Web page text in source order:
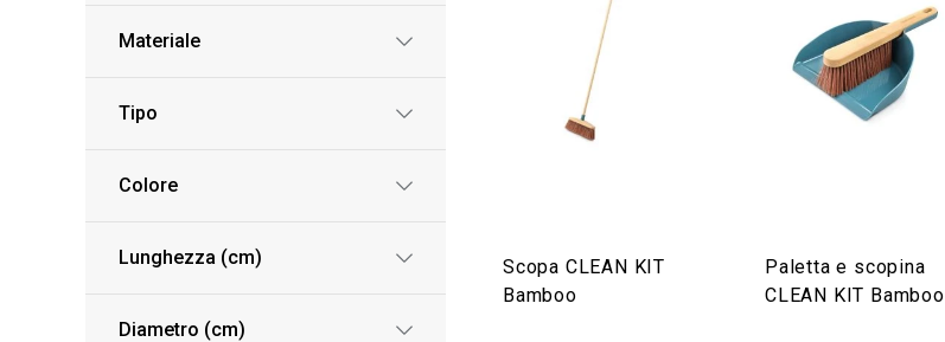
Materiale
Tipo
Colore
Lunghezza (cm)
Diametro (cm)
Scopa CLEAN KIT
Bamboo
Paletta e scopina
CLEAN KIT Bamboo